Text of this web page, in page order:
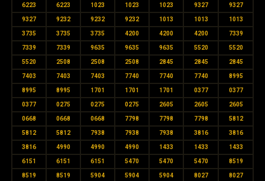
6223 6223 1023 1023 1023 9327 9327
9327 9232 9232 9232 1013 1013 1013
3735 3735 3735 4200 4200 4200 7339
7339 7339 9635 9635 9635 5520 5520
5520 2508 2508 2508 2845 2845 2845
7403 7403 7403 7740 7740 7740 8995
8995 8995 1701 1701 1701 0377 0377
0377 0275 0275 0275 2605 2605 2605
0668 0668 0668 7798 7798 7798 5812
5812 5812 7938 7938 7938 3816 3816
3816 4990 4990 4990 1433 1433 1433
6151 6151 6151 5470 5470 5470 8519
8519 8519 5904 5904 5904 8027 8027